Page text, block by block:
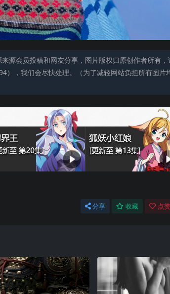
源会员投稿和网友分享，图片版权归原创作者所有，
），我们会尽快处理。（为了减轻网站负担所有图片
分享 收藏 点